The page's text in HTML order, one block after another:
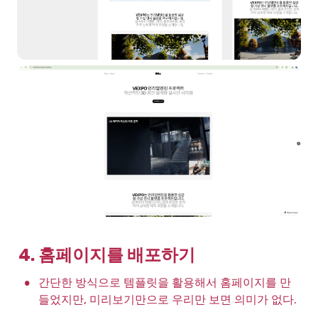
4. 홈페이지를 배포하기
•
간단한 방식으로 템플릿을 활용해서 홈페이지를 만
들었지만, 미리보기만으로 우리만 보면 의미가 없다.